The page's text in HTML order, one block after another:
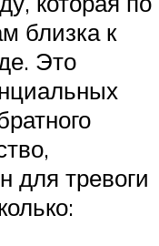
близка к
Это
для тревоги